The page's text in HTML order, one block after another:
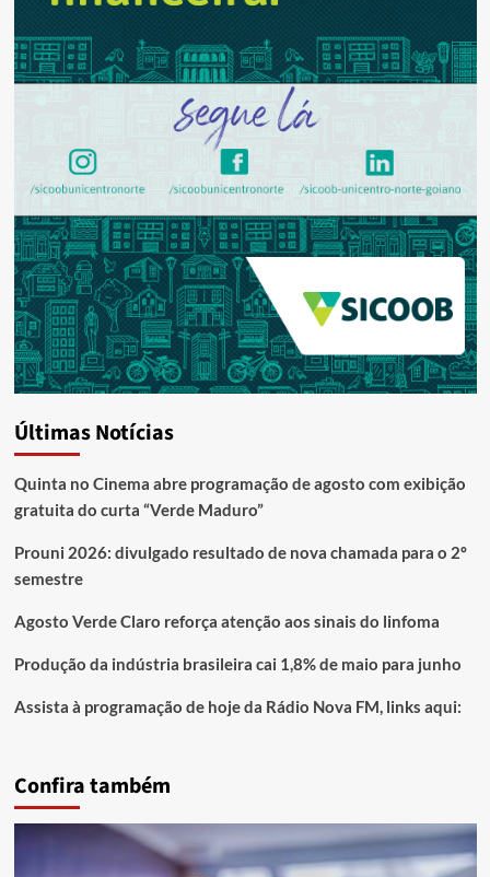
Últimas Notícias
Quinta no Cinema abre programação de agosto com exibição
gratuita do curta “Verde Maduro”
Prouni 2026: divulgado resultado de nova chamada para o 2º
semestre
Agosto Verde Claro reforça atenção aos sinais do linfoma
Produção da indústria brasileira cai 1,8% de maio para junho
Assista à programação de hoje da Rádio Nova FM, links aqui:
Confira também